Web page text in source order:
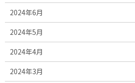
2024年6月
2024年5月
2024年4月
2024年3月